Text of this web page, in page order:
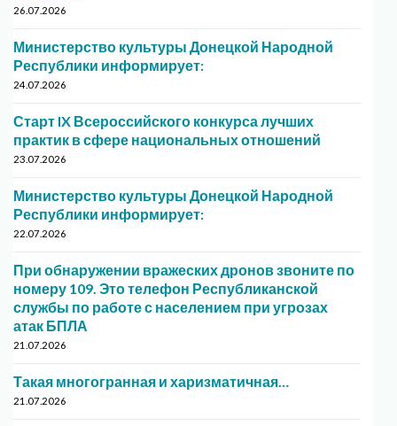
26.07.2026
Министерство культуры Донецкой Народной
Республики информирует:
24.07.2026
Старт IX Всероссийского конкурса лучших
практик в сфере национальных отношений
23.07.2026
Министерство культуры Донецкой Народной
Республики информирует:
22.07.2026
При обнаружении вражеских дронов звоните по
номеру 109. Это телефон Республиканской
службы по работе с населением при угрозах
атак БПЛА
21.07.2026
Такая многогранная и харизматичная…
21.07.2026